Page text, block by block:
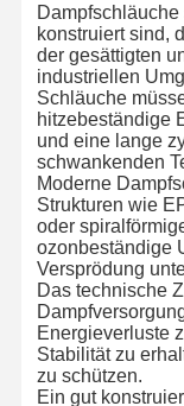
konstruiert sind,
der gesättigten
industriellen
Schläuche
hitzebeständige
und eine lange
schwankenden
Moderne
Strukturen wie
oder
ozonbeständige
Versprödung
Das technische
Energieverluste
Stabilität zu
zu schützen.
Ein gut